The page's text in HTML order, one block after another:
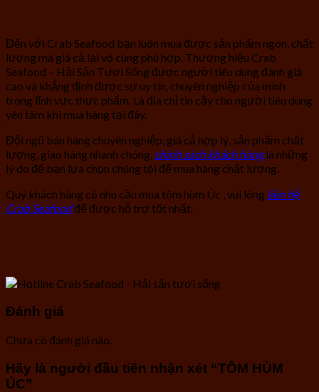
Đến với Crab Seafood bạn luôn mua được sản phẩm ngon, chất
lượng mà giá cả lại vô cùng phù hợp. Thương hiệu Crab
Seafood – Hải Sản Tươi Sống được người tiêu dùng đánh giá
cao và khẳng định được sự uy tín, chuyên nghiệp của mình
trong lĩnh vực thực phẩm. Là địa chỉ tin cậy cho người tiêu dùng
yên tâm khi mua hàng tại đây.
Đội ngũ bán hàng chuyên nghiệp, giá cả hợp lý, sản phẩm chất
lượng, giao hàng nhanh chóng, chính sách khách hànglà những
lý do để bạn lựa chọn chúng tôi để mua hàng chất lượng.
Quý khách hàng có nhu cầu mua tôm hùm Úc , vui lòng liên hệ
Crab Seafoodđể được hỗ trợ tốt nhất.
Đánh giá
Chưa có đánh giá nào.
Hãy là người đầu tiên nhận xét “TÔM HÙM
ÚC”